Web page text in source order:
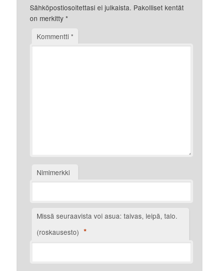
Sähköpostiosoitettasi ei julkaista. Pakolliset kentät
on merkitty*
Kommentti*
Nimimerkki
Missä seuraavista voi asua: taivas, leipä, talo.
(roskausesto) *